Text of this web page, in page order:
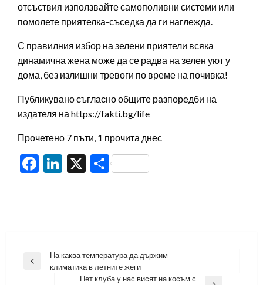
отсъствия използвайте самополивни системи или
помолете приятелка-съседка да ги наглежда.
С правилния избор на зелени приятели всяка
динамична жена може да се радва на зелен уют у
дома, без излишни тревоги по време на почивка!
Публикувано съгласно общите разпоредби на
издателя на https://fakti.bg/life
Прочетено 7 пъти, 1 прочита днес
Facebook
LinkedIn
X Share
Навигация
Previous
На каква температура да държим
климатика в летните жеги
Пет клуба у нас висят на косъм с